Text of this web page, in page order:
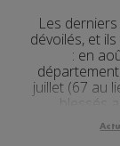
Les
dévoilés, et
: en
juillet (67 au
blessés
personnes
+